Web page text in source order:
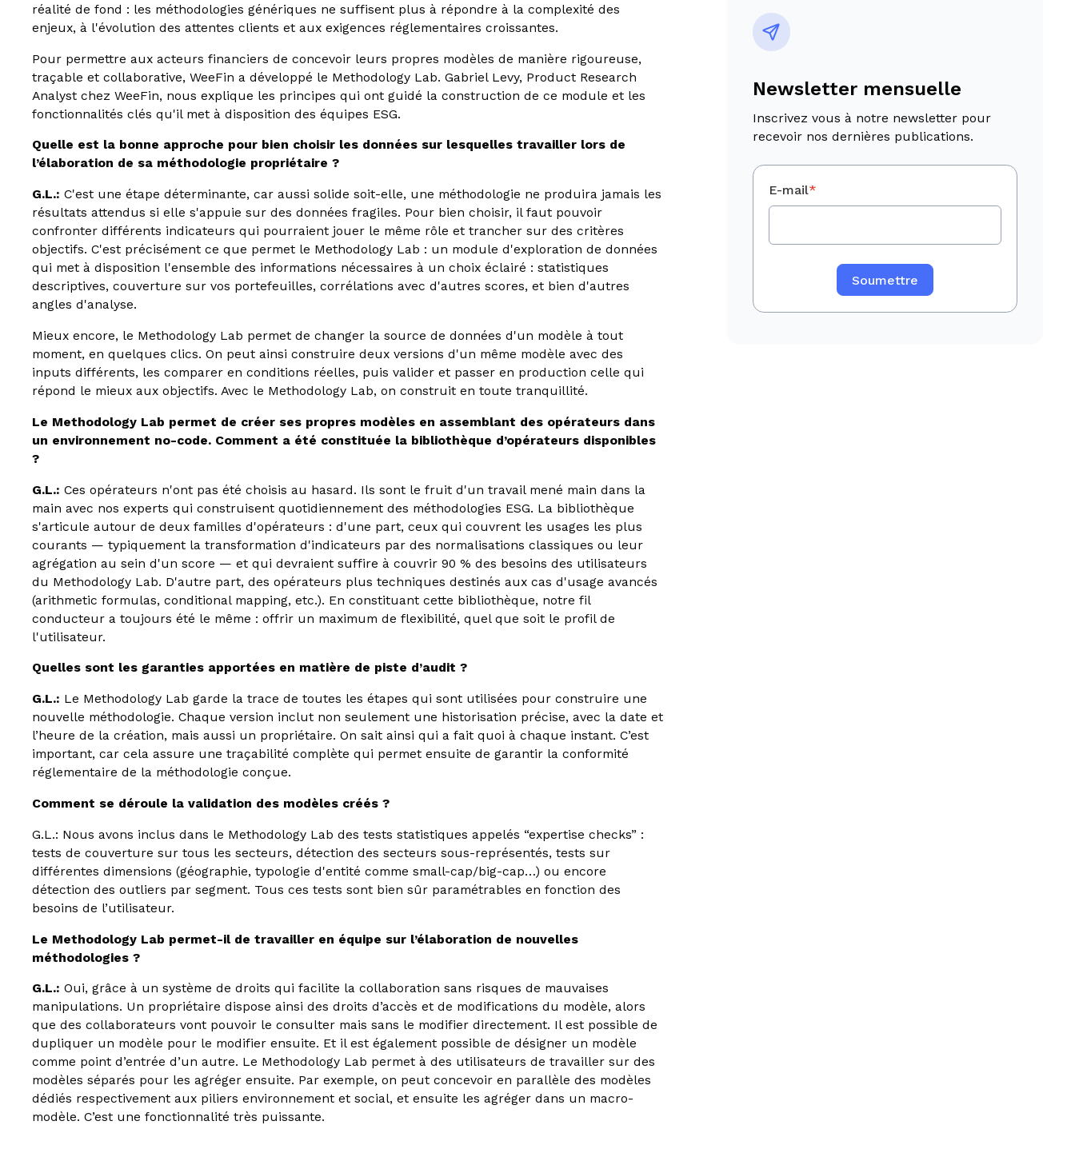
réalité de fond : les méthodologies génériques ne suffisent plus à répondre à la complexité des
enjeux, à l'évolution des attentes clients et aux exigences réglementaires croissantes.
Pour permettre aux acteurs financiers de concevoir leurs propres modèles de manière rigoureuse,
traçable et collaborative, WeeFin a développé le Methodology Lab. Gabriel Levy, Product Research
Analyst chez WeeFin, nous explique les principes qui ont guidé la construction de ce module et les
fonctionnalités clés qu'il met à disposition des équipes ESG.
Quelle est la bonne approche pour bien choisir les données sur lesquelles travailler lors de
l’élaboration de sa méthodologie propriétaire ?
G.L.: C'est une étape déterminante, car aussi solide soit-elle, une méthodologie ne produira jamais les
résultats attendus si elle s'appuie sur des données fragiles. Pour bien choisir, il faut pouvoir
confronter différents indicateurs qui pourraient jouer le même rôle et trancher sur des critères
objectifs. C'est précisément ce que permet le Methodology Lab : un module d'exploration de données
qui met à disposition l'ensemble des informations nécessaires à un choix éclairé : statistiques
descriptives, couverture sur vos portefeuilles, corrélations avec d'autres scores, et bien d'autres
angles d'analyse.
Mieux encore, le Methodology Lab permet de changer la source de données d'un modèle à tout
moment, en quelques clics. On peut ainsi construire deux versions d'un même modèle avec des
inputs différents, les comparer en conditions réelles, puis valider et passer en production celle qui
répond le mieux aux objectifs. Avec le Methodology Lab, on construit en toute tranquillité.
Le Methodology Lab permet de créer ses propres modèles en assemblant des opérateurs dans
un environnement no-code. Comment a été constituée la bibliothèque d’opérateurs disponibles
?
G.L.: Ces opérateurs n'ont pas été choisis au hasard. Ils sont le fruit d'un travail mené main dans la
main avec nos experts qui construisent quotidiennement des méthodologies ESG. La bibliothèque
s'articule autour de deux familles d'opérateurs : d'une part, ceux qui couvrent les usages les plus
courants — typiquement la transformation d'indicateurs par des normalisations classiques ou leur
agrégation au sein d'un score — et qui devraient suffire à couvrir 90 % des besoins des utilisateurs
du Methodology Lab. D'autre part, des opérateurs plus techniques destinés aux cas d'usage avancés
(arithmetic formulas, conditional mapping, etc.). En constituant cette bibliothèque, notre fil
conducteur a toujours été le même : offrir un maximum de flexibilité, quel que soit le profil de
l'utilisateur.
Quelles sont les garanties apportées en matière de piste d’audit ?
G.L.: Le Methodology Lab garde la trace de toutes les étapes qui sont utilisées pour construire une
nouvelle méthodologie. Chaque version inclut non seulement une historisation précise, avec la date et
l’heure de la création, mais aussi un propriétaire. On sait ainsi qui a fait quoi à chaque instant. C’est
important, car cela assure une traçabilité complète qui permet ensuite de garantir la conformité
réglementaire de la méthodologie conçue.
Comment se déroule la validation des modèles créés ?
G.L.: Nous avons inclus dans le Methodology Lab des tests statistiques appelés “expertise checks” :
tests de couverture sur tous les secteurs, détection des secteurs sous-représentés, tests sur
différentes dimensions (géographie, typologie d'entité comme small-cap/big-cap…) ou encore
détection des outliers par segment. Tous ces tests sont bien sûr paramétrables en fonction des
besoins de l’utilisateur.
Le Methodology Lab permet-il de travailler en équipe sur l’élaboration de nouvelles
méthodologies ?
G.L.: Oui, grâce à un système de droits qui facilite la collaboration sans risques de mauvaises
manipulations. Un propriétaire dispose ainsi des droits d’accès et de modifications du modèle, alors
que des collaborateurs vont pouvoir le consulter mais sans le modifier directement. Il est possible de
dupliquer un modèle pour le modifier ensuite. Et il est également possible de désigner un modèle
comme point d’entrée d’un autre. Le Methodology Lab permet à des utilisateurs de travailler sur des
modèles séparés pour les agréger ensuite. Par exemple, on peut concevoir en parallèle des modèles
dédiés respectivement aux piliers environnement et social, et ensuite les agréger dans un macro-
modèle. C’est une fonctionnalité très puissante.
Newsletter mensuelle
Inscrivez vous à notre newsletter pour
recevoir nos dernières publications.
E-mail*